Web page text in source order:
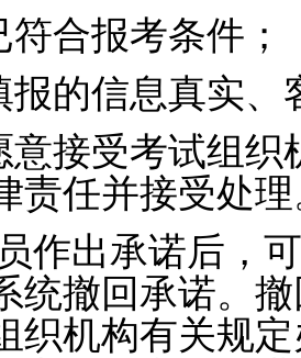
符合报考条件；
报的信息真实、
意接受考试组
责任并接受处
作出承诺后，
统撤回承诺。
织机构有关规